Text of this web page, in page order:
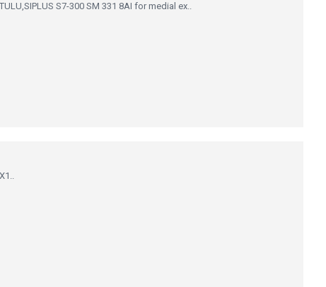
S7-300 SM 331 8AI for medial ex..